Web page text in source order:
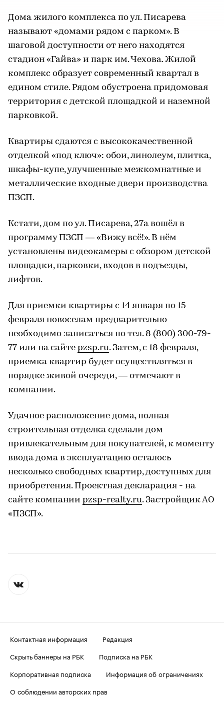
Дома жилого комплекса по ул. Писарева
называют «домами рядом с парком». В
шаговой доступности от него находятся
стадион «Гайва» и парк им. Чехова. Жилой
комплекс образует современный квартал в
едином стиле. Рядом обустроена придомовая
территория с детской площадкой и наземной
парковкой.
Квартиры сдаются с высококачественной
отделкой «под ключ»: обои, линолеум, плитка,
шкафы-купе, улучшенные межкомнатные и
металлические входные двери производства
ПЗСП.
Кстати, дом по ул. Писарева, 27а вошёл в
программу ПЗСП — «Вижу всё!». В нём
установлены видеокамеры с обзором детской
площадки, парковки, входов в подъезды,
лифтов.
Для приемки квартиры с 14 января по 15
февраля новоселам предварительно
необходимо записаться по тел. 8 (800) 300-79-
77 или на сайте pzsp.ru. Затем, с 18 февраля,
приемка квартир будет осуществляться в
порядке живой очереди, — отмечают в
компании.
Удачное расположение дома, полная
строительная отделка сделали дом
привлекательным для покупателей, к моменту
ввода дома в эксплуатацию осталось
несколько свободных квартир, доступных для
приобретения. Проектная декларация - на
сайте компании pzsp-realty.ru. Застройщик АО
«ПЗСП».
Контактная информация
Редакция
Скрыть баннеры на РБК
Подписка на РБК
Корпоративная подписка
Информация об ограничениях
О соблюдении авторских прав